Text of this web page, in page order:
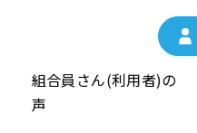
組合員さん(利用者)の
声